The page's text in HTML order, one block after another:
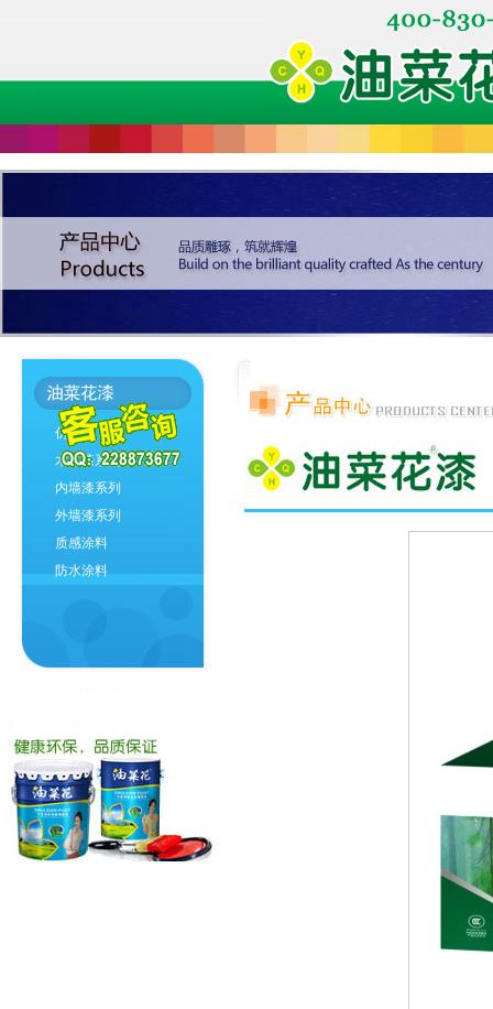
仿石漆
木器漆系列
内墙漆系列
外墙漆系列
质感涂料
防水涂料